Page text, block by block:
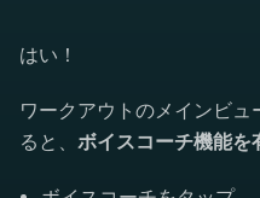
はい！
ワークアウトのメインビ
ると、 ボイスコーチ機能を